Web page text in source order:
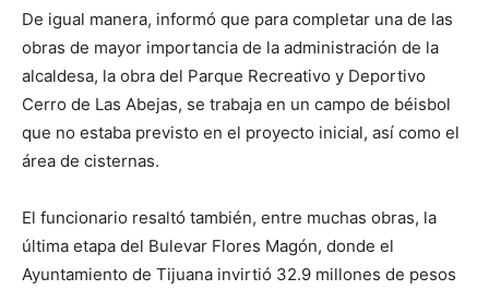
De igual manera, informó que para completar una de las
obras de mayor importancia de la administración de la
alcaldesa, la obra del Parque Recreativo y Deportivo
Cerro de Las Abejas, se trabaja en un campo de béisbol
que no estaba previsto en el proyecto inicial, así como el
área de cisternas.
El funcionario resaltó también, entre muchas obras, la
última etapa del Bulevar Flores Magón, donde el
Ayuntamiento de Tijuana invirtió 32.9 millones de pesos